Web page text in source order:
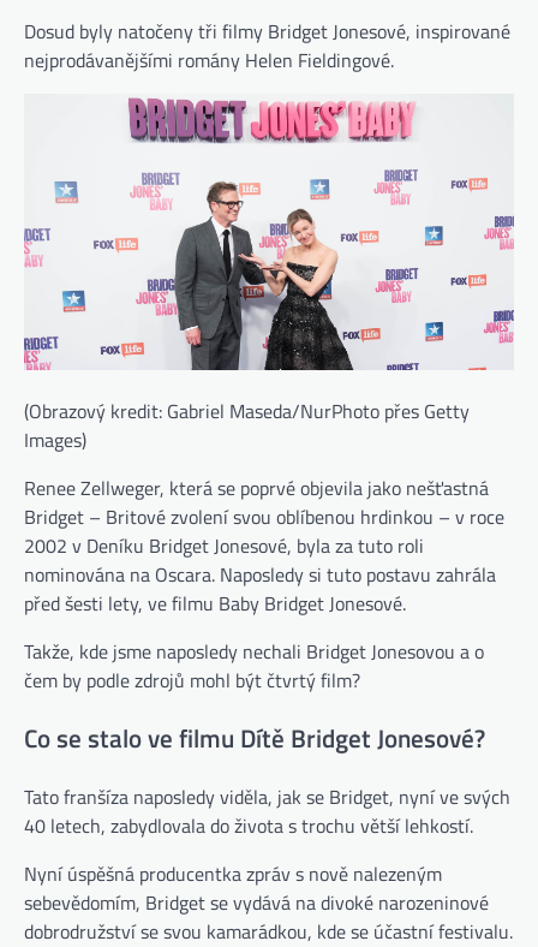
Dosud byly natočeny tři filmy Bridget Jonesové, inspirované
nejprodávanějšími romány Helen Fieldingové.
(Obrazový kredit: Gabriel Maseda/NurPhoto přes Getty
Images)
Renee Zellweger, která se poprvé objevila jako nešťastná
Bridget – Britové zvolení svou oblíbenou hrdinkou – v roce
2002 v Deníku Bridget Jonesové, byla za tuto roli
nominována na Oscara. Naposledy si tuto postavu zahrála
před šesti lety, ve filmu Baby Bridget Jonesové.
Takže, kde jsme naposledy nechali Bridget Jonesovou a o
čem by podle zdrojů mohl být čtvrtý film?
Co se stalo ve filmu Dítě Bridget Jonesové?
Tato franšíza naposledy viděla, jak se Bridget, nyní ve svých
40 letech, zabydlovala do života s trochu větší lehkostí.
Nyní úspěšná producentka zpráv s nově nalezeným
sebevědomím, Bridget se vydává na divoké narozeninové
dobrodružství se svou kamarádkou, kde se účastní festivalu.